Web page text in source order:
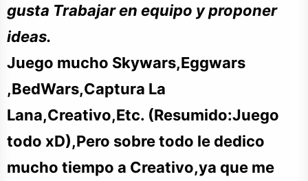
gusta Trabajar en equipo y proponer
ideas.
Juego mucho Skywars,Eggwars
,BedWars,Captura La
Lana,Creativo,Etc. (Resumido:Juego
todo xD),Pero sobre todo le dedico
mucho tiempo a Creativo,ya que me